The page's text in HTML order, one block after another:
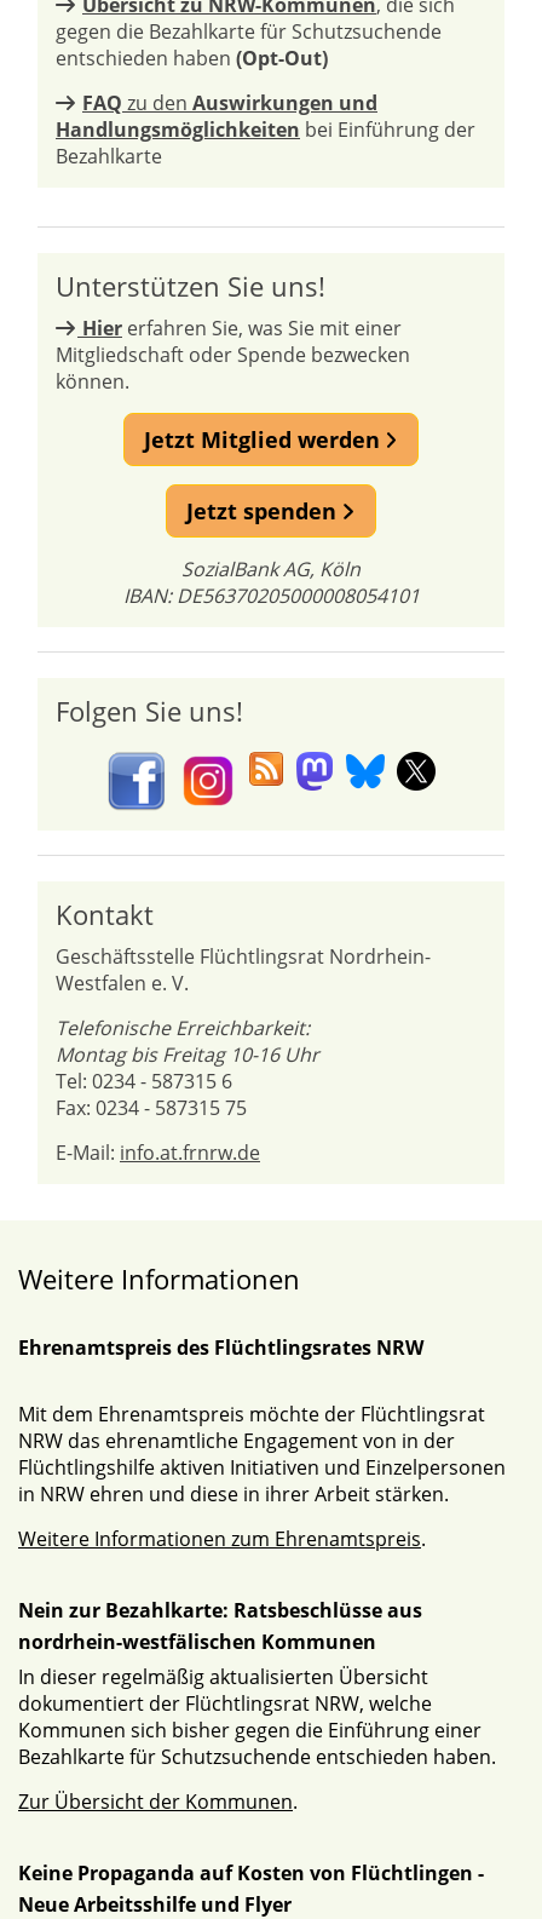
gegen die Bezahlkarte für Schutzsuchende
entschieden haben (Opt-Out)
FAQ zu den Auswirkungen und
Handlungsmöglichkeiten bei Einführung der
Bezahlkarte
Unterstützen Sie uns!
Hier erfahren Sie, was Sie mit einer
Mitgliedschaft oder Spende bezwecken
können.
Jetzt Mitglied werden
Jetzt spenden
SozialBank AG, Köln
IBAN: DE56370205000008054101
Folgen Sie uns!
Kontakt
Geschäftsstelle Flüchtlingsrat Nordrhein-
Westfalen e. V.
Telefonische Erreichbarkeit:
Montag bis Freitag 10-16 Uhr
Tel: 0234 - 587315 6
Fax: 0234 - 587315 75
E-Mail: info.at.frnrw.de
Weitere Informationen
Ehrenamtspreis des Flüchtlingsrates NRW
Mit dem Ehrenamtspreis möchte der Flüchtlingsrat
NRW das ehrenamtliche Engagement von in der
Flüchtlingshilfe aktiven Initiativen und Einzelpersonen
in NRW ehren und diese in ihrer Arbeit stärken.
Weitere Informationen zum Ehrenamtspreis.
Nein zur Bezahlkarte: Ratsbeschlüsse aus
nordrhein-westfälischen Kommunen
In dieser regelmäßig aktualisierten Übersicht
dokumentiert der Flüchtlingsrat NRW, welche
Kommunen sich bisher gegen die Einführung einer
Bezahlkarte für Schutzsuchende entschieden haben.
Zur Übersicht der Kommunen.
Keine Propaganda auf Kosten von Flüchtlingen -
Neue Arbeitsshilfe und Flyer